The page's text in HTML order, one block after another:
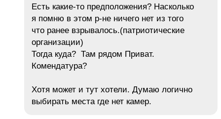
Есть какие-то предположения? Насколько
я помню в этом р-не ничего нет из того
что ранее взрывалось.(патриотические
организации)
Тогда куда? Там рядом Приват.
Комендатура?
Хотя может и тут хотели. Думаю логично
выбирать места где нет камер.